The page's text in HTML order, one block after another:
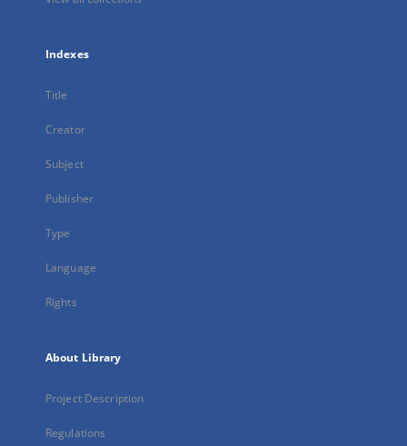
Indexes
Title
Creator
Subject
Publisher
Type
Language
Rights
About Library
Project Description
Regulations